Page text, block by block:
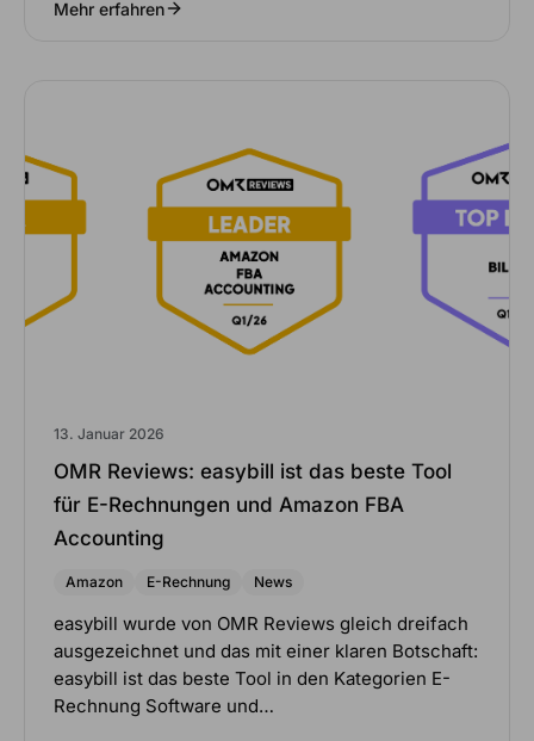
Mehr erfahren
13. Januar 2026
OMR Reviews: easybill ist das beste Tool
für E-Rechnungen und Amazon FBA
Accounting
Amazon E-Rechnung News
easybill wurde von OMR Reviews gleich dreifach
ausgezeichnet und das mit einer klaren Botschaft:
easybill ist das beste Tool in den Kategorien E-
Rechnung Software und…